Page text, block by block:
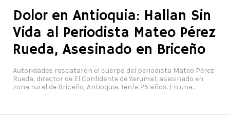
Dolor en Antioquia: Hallan Sin
Vida al Periodista Mateo Pérez
Rueda, Asesinado en Briceño
Autoridades rescataron el cuerpo del periodista Mateo Pérez
Rueda, director de El Confidente de Yarumal, asesinado en
zona rural de Briceño, Antioquia. Tenía 25 años. En una